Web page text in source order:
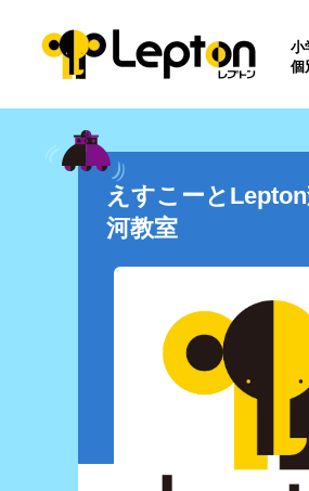
小
個
えすこーと
河教室